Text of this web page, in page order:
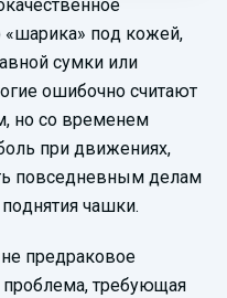
«шарика» под кожей,
сумки или
ошибочно считают
но со временем
при движениях,
повседневным делам
чашки.
не предраковое
проблема, требующая